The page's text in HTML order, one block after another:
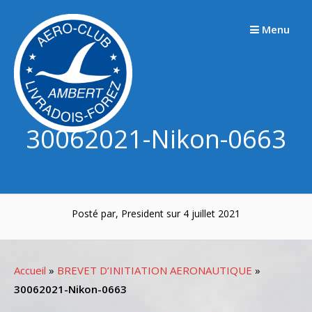
contenu
Menu
30062021-Nikon-0663
Posté par, President sur 4 juillet 2021
Accueil » BREVET D’INITIATION AERONAUTIQUE »
30062021-Nikon-0663